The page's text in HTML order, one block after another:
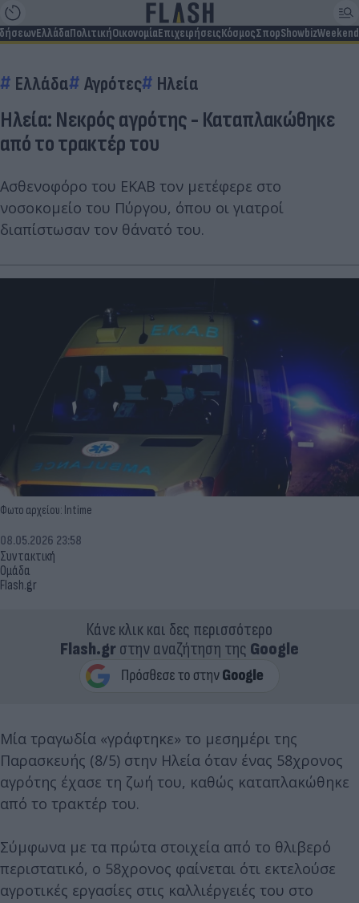
ΕλλάδαΠολιτικήΟικονομίαΕπιχειρήσειςΚόσμοςΣπορShowbizWeekend
Ελλάδα Αγρότες Ηλεία
Ηλεία: Νεκρός αγρότης - Καταπλακώθηκε
από το τρακτέρ του
Ασθενοφόρο του ΕΚΑΒ τον μετέφερε στο
νοσοκομείο του Πύργου, όπου οι γιατροί
διαπίστωσαν τον θάνατό του.
Φωτο αρχείου: Ιntime
Συντακτική
Ομάδα
Flash.gr
08.05.2026 23:58
Κάνε κλικ και δες περισσότερο
Flash.grστην αναζήτηση της Google
Μία τραγωδία «γράφτηκε» το μεσημέρι της
Παρασκευής (8/5) στην Ηλεία όταν ένας 58χρονος
αγρότης έχασε τη ζωή του, καθώς καταπλακώθηκε
από το τρακτέρ του.
Σύμφωνα με τα πρώτα στοιχεία από το θλιβερό
περιστατικό, ο 58χρονος φαίνεται ότι εκτελούσε
αγροτικές εργασίες στις καλλιέργειές του στο